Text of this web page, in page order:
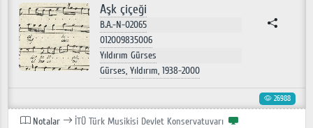
Aşk çiçeği
B.A.-N-02065
012009835006
Yıldırım Gürses
Gürses, Yıldırım, 1938-2000
26988
Notalar İTÜ Türk Musikisi Devlet Konservatuvarı